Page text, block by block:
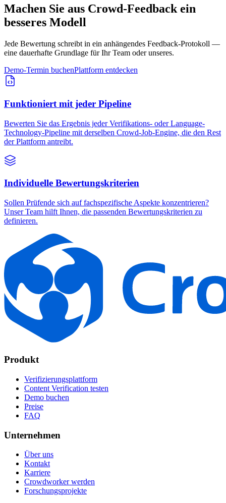
Machen Sie aus Crowd-Feedback ein
besseres Modell
Jede Bewertung schreibt in ein anhängendes Feedback-Protokoll —
eine dauerhafte Grundlage für Ihr Team oder unseres.
Demo-Termin buchenPlattform entdecken
Funktioniert mit jeder Pipeline
Bewerten Sie das Ergebnis jeder Verifikations- oder Language-
Technology-Pipeline mit derselben Crowd-Job-Engine, die den Rest
der Plattform antreibt.
Individuelle Bewertungskriterien
Sollen Prüfende sich auf fachspezifische Aspekte konzentrieren?
Unser Team hilft Ihnen, die passenden Bewertungskriterien zu
definieren.
Produkt
Verifizierungsplattform
Content Verification testen
Demo buchen
Preise
FAQ
Unternehmen
Über uns
Kontakt
Karriere
Crowdworker werden
Forschungsprojekte